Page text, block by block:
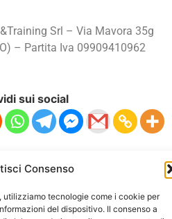
Consenso
utilizziamo tecnologie come i cookie per
del dispositivo. Il consenso a
Srl – Via Mavora 35g
– Partita Iva 09909410962
sui social